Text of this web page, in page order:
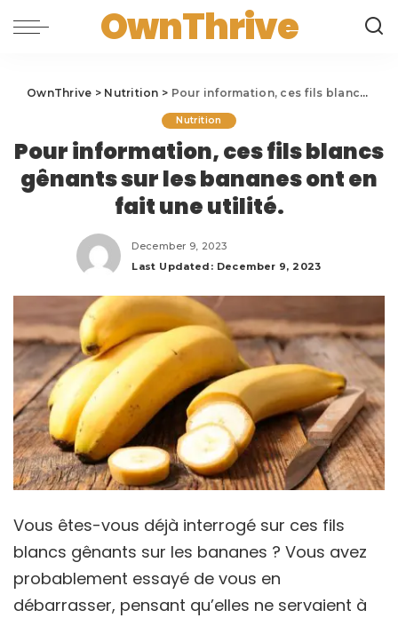
OwnThrive
OwnThrive > Nutrition > Pour information, ces fils blancs gênants sur les bananes ont en fait une utilité.
Nutrition
Pour information, ces fils blancs
gênants sur les bananes ont en
fait une utilité.
December 9, 2023
Last Updated: December 9, 2023
Vous êtes-vous déjà interrogé sur ces fils
blancs gênants sur les bananes ? Vous avez
probablement essayé de vous en
débarrasser, pensant qu’elles ne servaient à